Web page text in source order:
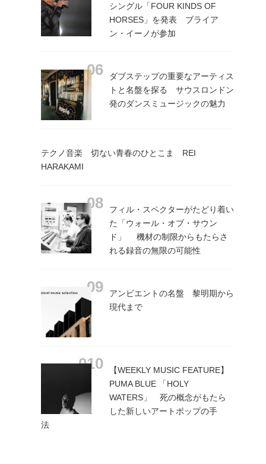
シングル「FOUR KINDS OF
HORSES」を発表 ブライア
ン・イーノが参加
ダブステップの重要なアーティス
トと名盤を探る サウスロンドン
発のダンスミュージックの魅力
テクノ音楽 切ない青春のひとこま REI
HARAKAMI
フィル・スペクターがたどり着い
た「ウォール・オブ・サウン
ド」 機材の制限からもたらさ
れる録音の無限の可能性
アンビエントの名盤 黎明期から
現代まで
【WEEKLY MUSIC FEATURE】
PUMA BLUE 「HOLY
WATERS」 死の概念がもたら
した新しいアートポップの手
法